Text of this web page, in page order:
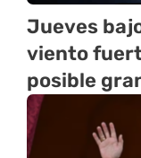
Jueves
viento
posible